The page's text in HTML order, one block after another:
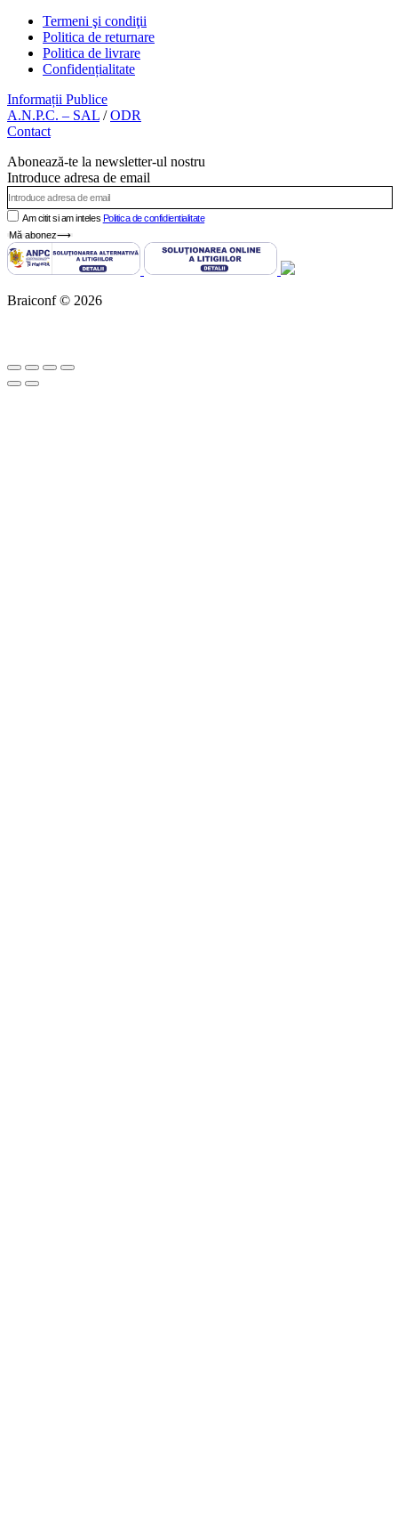
Termeni şi condiţii
Politica de returnare
Politica de livrare
Confidențialitate
Informații Publice
A.N.P.C. – SAL /ODR
Contact
Abonează-te la newsletter-ul nostru
Introduce adresa de email
Am citit si am inteles Politica de confidientialitate
Mă abonez⟶
Braiconf © 2026